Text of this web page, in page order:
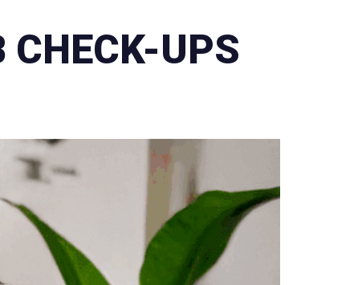
CHECK-UPS